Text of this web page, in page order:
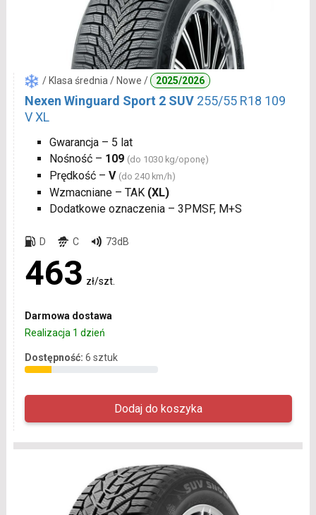
/ Klasa średnia / Nowe / 2025/2026
Nexen Winguard Sport 2 SUV 255/55 R18 109
V XL
Gwarancja – 5 lat
Nośność – 109 (do 1030 kg/oponę)
Prędkość – V (do 240 km/h)
Wzmacniane – TAK (XL)
Dodatkowe oznaczenia – 3PMSF, M+S
D C 73dB
463 zł/szt.
Darmowa dostawa
Realizacja 1 dzień
Dostępność: 6 sztuk